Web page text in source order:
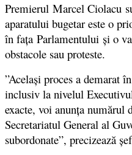
Premierul Marcel Ciolacu
aparatului bugetar este o
în fața Parlamentului și o
obstacole sau proteste.
”Acelaşi proces a demarat
inclusiv la nivelul
exacte, voi anunţa numărul
Secretariatul General al
subordonate”, precizează